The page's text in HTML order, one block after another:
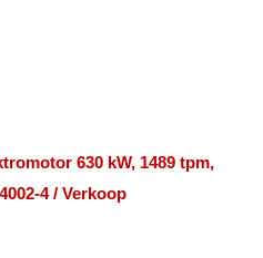
630 kW, 1489 tpm,
4 / Verkoop